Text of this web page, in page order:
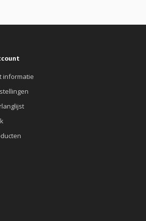
informatie